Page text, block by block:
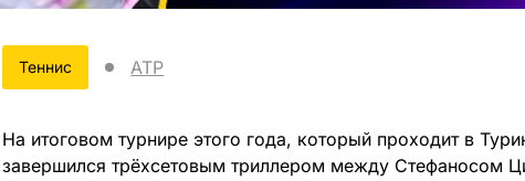
Теннис ATP
На итоговом турнире этого года, который проходит в
завершился трёхсетовым триллером между Стефаносом